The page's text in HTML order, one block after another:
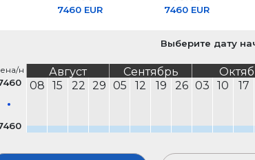
7460 EUR
7460 EUR
Выберите дату
н Август Сентябрь
08
15 22 29 05 12 19 26 03 10 17